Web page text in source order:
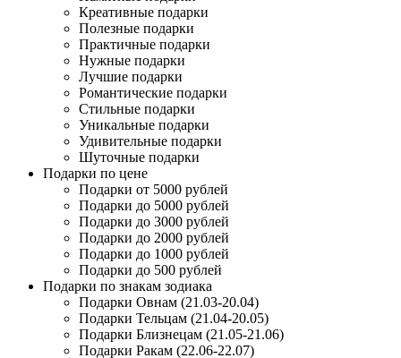
Креативные подарки
Полезные подарки
Практичные подарки
Нужные подарки
Лучшие подарки
Романтические подарки
Стильные подарки
Уникальные подарки
Удивительные подарки
Шуточные подарки
Подарки по цене
Подарки от 5000 рублей
Подарки до 5000 рублей
Подарки до 3000 рублей
Подарки до 2000 рублей
Подарки до 1000 рублей
Подарки до 500 рублей
Подарки по знакам зодиака
Подарки Овнам (21.03-20.04)
Подарки Тельцам (21.04-20.05)
Подарки Близнецам (21.05-21.06)
Подарки Ракам (22.06-22.07)